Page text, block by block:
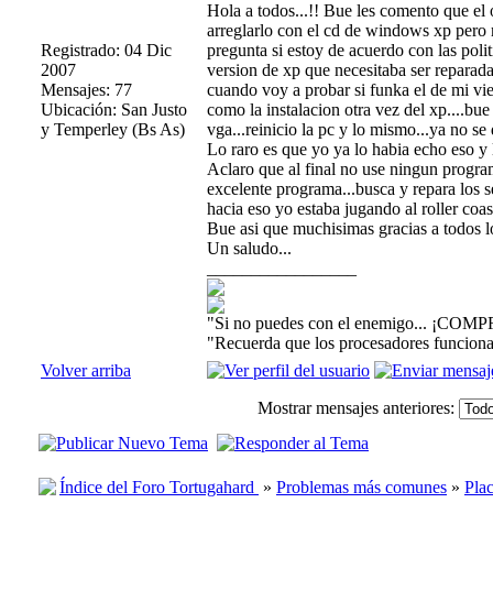
Registrado: 04 Dic
2007
Mensajes: 77
Ubicación: San Justo
y Temperley (Bs As)
Hola a todos...!! Bue les comento que
arreglarlo con el cd de windows xp pero
pregunta si estoy de acuerdo con las
version de xp que necesitaba ser
cuando voy a probar si funka el de mi
como la instalacion otra vez del
vga...reinicio la pc y lo mismo...ya no se
Lo raro es que yo ya lo habia echo eso
Aclaro que al final no use ningun
excelente programa...busca y repara los
hacia eso yo estaba jugando al roller
Bue asi que muchisimas gracias a todos
Un saludo...
"Si no puedes con el enemigo...
"Recuerda que los procesadores
Volver arriba
Mostrar mensajes anteriores:
Índice del Foro Tortugahard » Problemas más comunes »